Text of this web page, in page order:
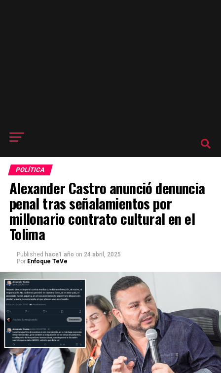
POLÍTICA
Alexander Castro anunció denuncia
penal tras señalamientos por
millonario contrato cultural en el
Tolima
Published hace1 año on 24 abril, 2025
Por Enfoque TeVe